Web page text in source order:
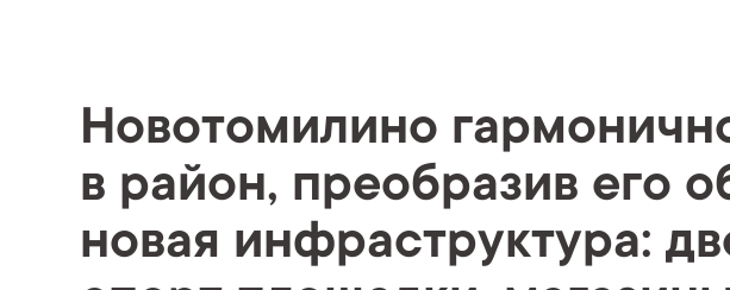
Новотомилино
в район, преобразив его
новая инфраструктура: